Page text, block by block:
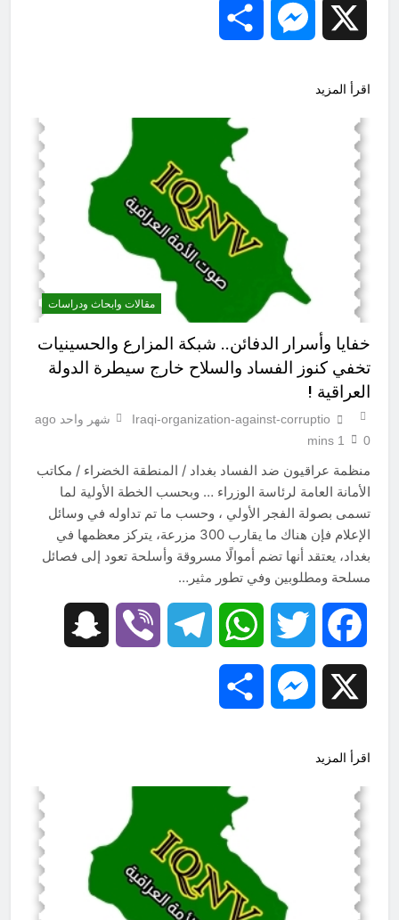
Messenger
اقرأ المزيد
مقالات وابحاث ودراسات
خفايا وأسرار الدفائن.. شبكة المزارع والحسينيات
تخفي كنوز الفساد والسلاح خارج سيطرة الدولة
العراقية !
Iraqi-organization-against-corruptio
شهر واحد ago
0
1 mins
منظمة عراقيون ضد الفساد بغداد / المنطقة الخضراء / مكاتب
الأمانة العامة لرئاسة الوزراء … وبحسب الخطة الأولية لما
تسمى بصولة الفجر الأولي ، وحسب ما تم تداوله في وسائل
الإعلام فإن هناك ما يقارب 300 مزرعة، يتركز معظمها في
بغداد، يعتقد أنها تضم أموالًا مسروقة وأسلحة تعود إلى فصائل
مسلحة ومطلوبين وفي تطور مثير…
Facebook
Twitter
WhatsApp
Telegram
Viber
Messenger
اقرأ المزيد